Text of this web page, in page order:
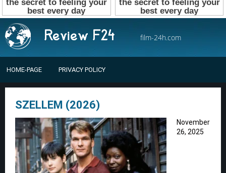
film-24h.com
HOME-PAGE PRIVACY POLICY
SZELLEM (2026)
November
26, 2025